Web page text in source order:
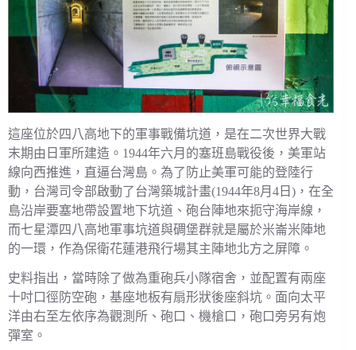
這座位於四八高地下的軍事戰備坑道，是在二次世界大戰
末期由日軍所建造。1944年六月的塞班島戰役後，美軍站
線向西推進，直逼台灣島。為了防止美軍可能的登陸行
動，台灣司令部啟動了台灣築城計畫(1944年8月4日)，在全
島沿岸要塞地帶設置地下坑道、砲台陣地來扼守海岸線，
而七星潭四八高地軍事坑道與碉堡群就是屬於米崙米陣地
的一環，作為保衛花蓮港飛行場其主陣地北方之屏障。
史料指出，當時除了做為重砲兵小隊宿舍，並配置有兩座
十吋口徑防空砲，基座地板有扇形狀後座斜坑。面向太平
洋由右至左依序為觀測所、砲口、機槍口，砲口旁另有炮
彈室。